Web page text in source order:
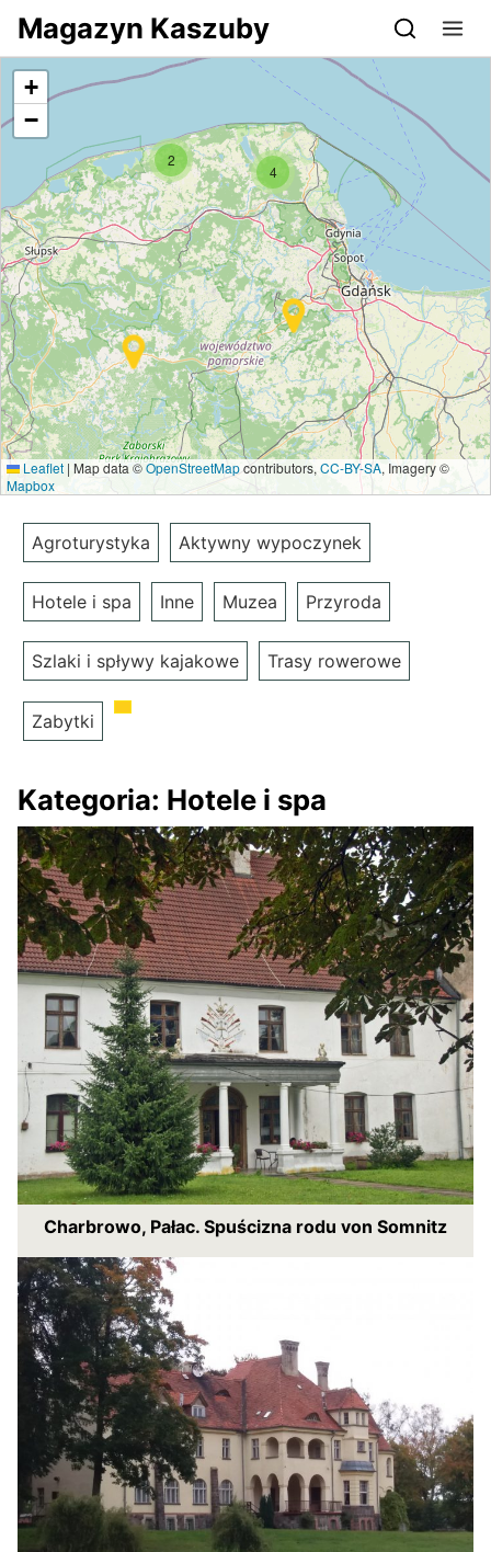
Przejdź do serwisu magazynkaszuby.pl
Magazyn Kaszuby
2
4
+
−
Leaflet | Map data ©OpenStreetMapcontributors, CC-BY-SA, Imagery ©
Mapbox
Agroturystyka Aktywny wypoczynek
Hotele i spa Inne Muzea Przyroda
Szlaki i spływy kajakowe Trasy rowerowe
Zabytki
Kategoria: Hotele i spa
Charbrowo, Pałac. Spuścizna rodu von Somnitz